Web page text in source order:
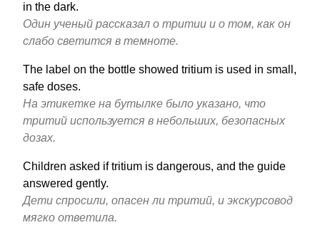
in the dark.
Один ученый рассказал о тритии и о том, как он
слабо светится в темноте.
The label on the bottle showed tritium is used in small,
safe doses.
На этикетке на бутылке было указано, что
тритий используется в небольших, безопасных
дозах.
Children asked if tritium is dangerous, and the guide
answered gently.
Дети спросили, опасен ли тритий, и экскурсовод
мягко ответила.